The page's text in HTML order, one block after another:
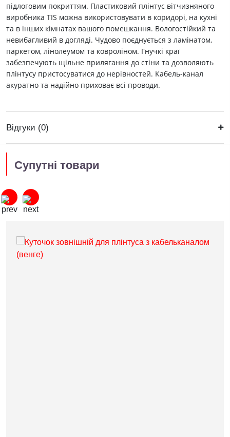
підлоговим покриттям. Пластиковий плінтус вітчизняного
виробника ТIS можна використовувати в коридорі, на кухні
та в інших кімнатах вашого помешкання. Вологостійкий та
невибагливий в догляді. Чудово поєднується з ламінатом,
паркетом, лінолеумом та ковроліном. Гнучкі краї
забезпечують щільне прилягання до стіни та дозволяють
плінтусу пристосуватися до нерівностей. Кабель-канал
акуратно та надійно приховає всі проводи.
Відгуки (0)
Супутні товари